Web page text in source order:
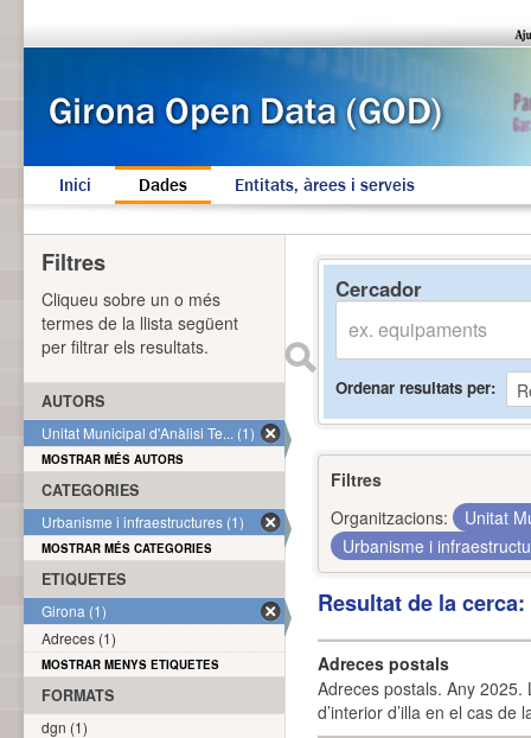
Inici Dades Entitats, àrees i serveis
Cercador
Ordenar resultats per
Filtres
Organitzacions:
Unitat
Urbanisme i
Resultat de la
Adreces postals
Adreces postals. Any 2025.
d’interior d’illa en el cas
Filtres
Cliqueu sobre un o més
termes de la llista següent
per filtrar els resultats.
AUTORS
Unitat Municipal d'Anàlisi Te... (1)
MOSTRAR MÉS AUTORS
CATEGORIES
Urbanisme i infraestructures (1)
MOSTRAR MÉS CATEGORIES
ETIQUETES
Girona (1)
Adreces (1)
MOSTRAR MENYS ETIQUETES
FORMATS
dgn (1)